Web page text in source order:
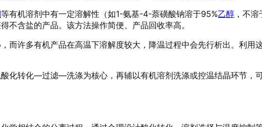
等有机溶剂中有一定溶解性（如1-氨基-4-萘磺酸钠溶于95%乙醇 ，不
不含盐的产品。该方法操作简便、产品回收率高。
而许多有机产品在高温下溶解度较大，降温过程中会先行析出。利
化转化—过滤—洗涤为核心，再辅以有机溶剂洗涤或控温结晶环节，